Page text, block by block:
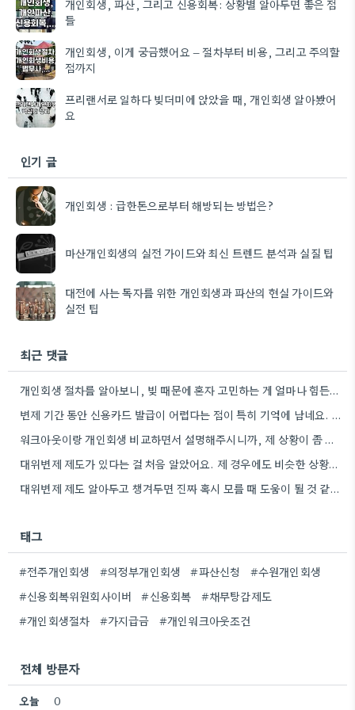
개인회생, 파산, 그리고 신용회복: 상황별 알아두면 좋은 점
들
개인회생, 이게 궁금했어요 – 절차부터 비용, 그리고 주의할
점까지
프리랜서로 일하다 빚더미에 앉았을 때, 개인회생 알아봤어
요
인기 글
개인회생 : 급한돈으로부터 해방되는 방법은?
마산개인회생의 실전 가이드와 최신 트렌드 분석과 실질 팁
대전에 사는 독자를 위한 개인회생과 파산의 현실 가이드와
실전 팁
최근 댓글
개인회생 절차를 알아보니, 빚 때문에 혼자 고민하는 게 얼마나 힘든지 알 것 같아요. 워크아웃 같은…
변제 기간 동안 신용카드 발급이 어렵다는 점이 특히 기억에 남네요. 제가 비슷한 상황을 겪을 때도…
워크아웃이랑 개인회생 비교하면서 설명해주시니까, 제 상황이 좀 더 와닿더라고요. 소득 증빙 자료 모으는 게 진짜…
대위변제 제도가 있다는 걸 처음 알았어요. 제 경우에도 비슷한 상황이 생겼을 때 유용했을 것 같아요.
대위변제 제도 알아두고 챙겨두면 진짜 혹시 모를 때 도움이 될 것 같아요. 세입자로서 미리 대비하는…
태그
#전주개인회생 #의정부개인회생 #파산신청
#수원개인회생
#신용회복위원회사이버
#신용회복
#채무탕감제도
#개인회생절차
#가지급금 #개인워크아웃조건
전체 방문자
오늘 0